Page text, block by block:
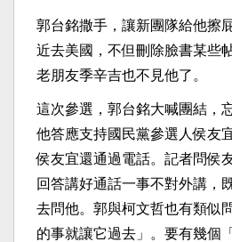
郭台銘撒手，讓新團隊給他擦
近去美國，不但刪除臉書某些
老朋友季辛吉也不見他了。
這次參選，郭台銘大喊團結，
他答應支持國民黨參選人侯友
侯友宜還通過電話。記者問侯
回答講好通話一事不對外講，
去問他。郭與柯文哲也有類似
的事就讓它過去」。要有幾個